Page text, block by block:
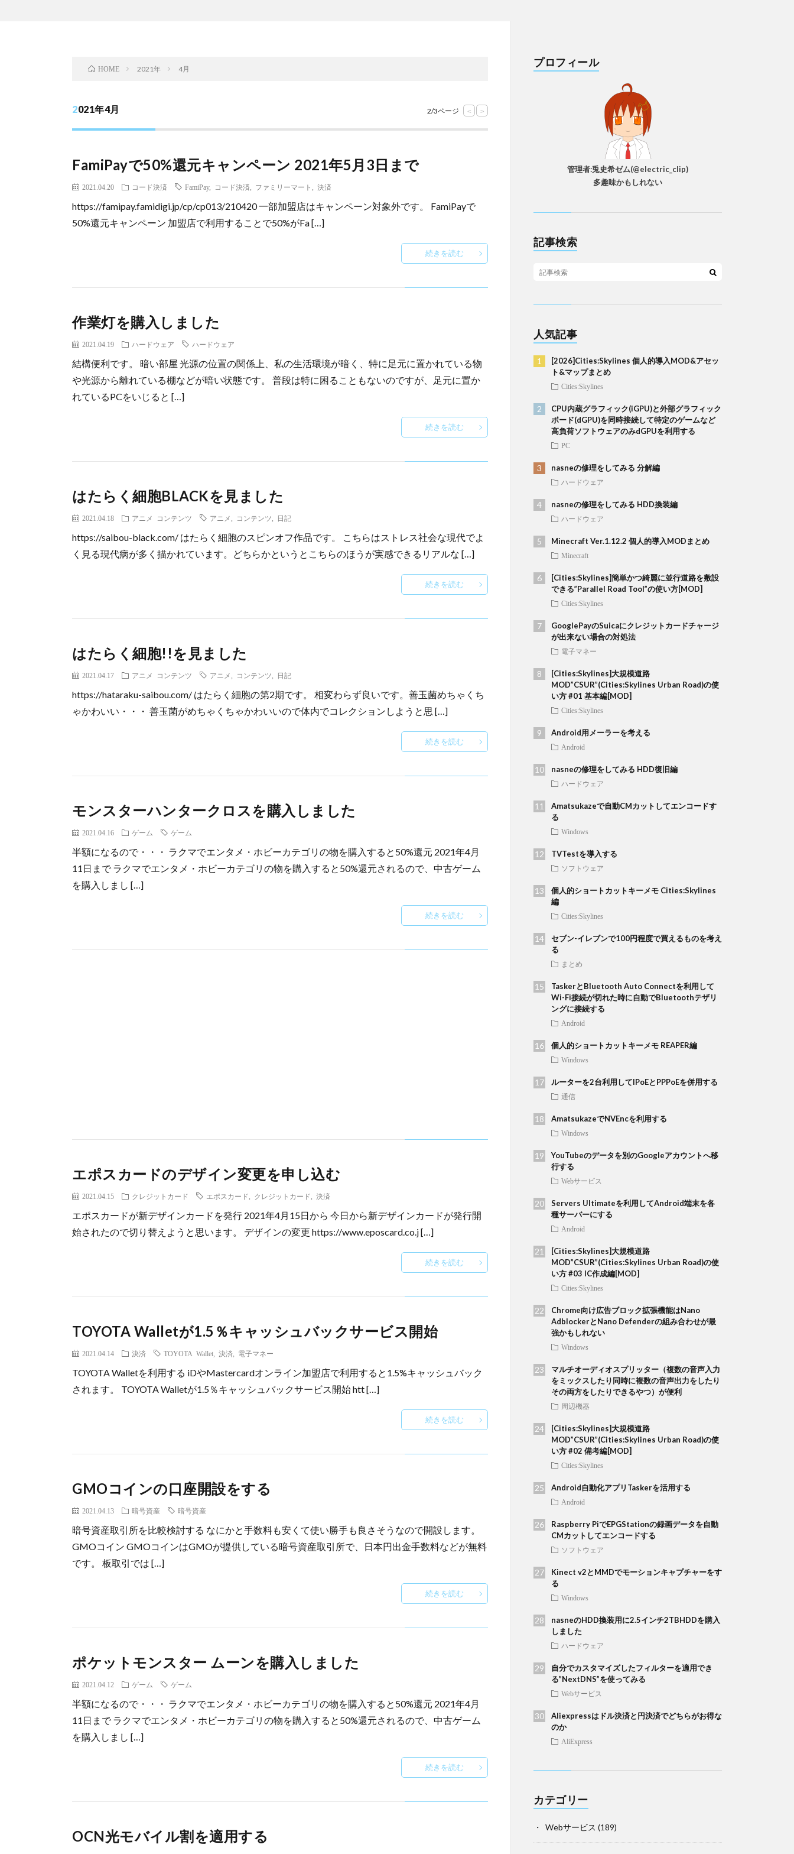
HOME 2021年 4月
2021年4月 2/3ページ < >
FamiPayで50%還元キャンペーン 2021年5月3日まで
2021.04.20 コード決済 FamiPay, コード決済 ファミリーマート 決済
https://famipay.famidigi.jp/cp/cp013/210420 一部加盟店はキャンペーン対象外です。 FamiPayで
50%還元キャンペーン 加盟店で利用することで50%がFa […]
続きを読む
作業灯を購入しました
2021.04.19 ハードウェア ハードウェア
結構便利です。 暗い部屋 光源の位置の関係上、私の生活環境が暗く、特に足元に置かれている物
や光源から離れている棚などが暗い状態です。 普段は特に困ることもないのですが、足元に置か
れているPCをいじると […]
続きを読む
はたらく細胞BLACKを見ました
2021.04.18 アニメ コンテンツ アニメ コンテンツ 日記
https://saibou-black.com/ はたらく細胞のスピンオフ作品です。 こちらはストレス社会な現代でよ
く見る現代病が多く描かれています。どちらかというとこちらのほうが実感できるリアルな […]
続きを読む
はたらく細胞!!を見ました
2021.04.17 アニメ コンテンツ アニメ コンテンツ 日記
https://hataraku-saibou.com/ はたらく細胞の第2期です。 相変わらず良いです。善玉菌めちゃくち
ゃかわいい・・・ 善玉菌がめちゃくちゃかわいいので体内でコレクションしようと思 […]
続きを読む
モンスターハンタークロスを購入しました
2021.04.16 ゲーム ゲーム
半額になるので・・・ ラクマでエンタメ・ホビーカテゴリの物を購入すると50%還元 2021年4月
11日まで ラクマでエンタメ・ホビーカテゴリの物を購入すると50%還元されるので、中古ゲーム
を購入しまし […]
続きを読む
エポスカードのデザイン変更を申し込む
2021.04.15 クレジットカード エポスカード クレジットカード 決済
エポスカードが新デザインカードを発行 2021年4月15日から 今日から新デザインカードが発行開
始されたので切り替えようと思います。 デザインの変更 https://www.eposcard.co.j […]
続きを読む
TOYOTA Walletが1.5％キャッシュバックサービス開始
2021.04.14 決済 TOYOTA Wallet 決済 電子マネー
TOYOTA Walletを利用する iDやMastercardオンライン加盟店で利用すると1.5%キャッシュバック
されます。 TOYOTA Walletが1.5％キャッシュバックサービス開始 htt […]
続きを読む
GMOコインの口座開設をする
2021.04.13 暗号資産 暗号資産
暗号資産取引所を比較検討する なにかと手数料も安くて使い勝手も良さそうなので開設します。
GMOコイン GMOコインはGMOが提供している暗号資産取引所で、日本円出金手数料などが無料
です。 板取引では […]
続きを読む
ポケットモンスター ムーンを購入しました
2021.04.12 ゲーム ゲーム
半額になるので・・・ ラクマでエンタメ・ホビーカテゴリの物を購入すると50%還元 2021年4月
11日まで ラクマでエンタメ・ホビーカテゴリの物を購入すると50%還元されるので、中古ゲーム
を購入しまし […]
続きを読む
OCN光モバイル割を適用する
プロフィール
管理者:兎史希ゼム(@electric_clip)
多趣味かもしれない
記事検索
人気記事
[2026]Cities:Skylines 個人的導入MOD&アセッ
ト&マップまとめ
Cities:Skylines
CPU内蔵グラフィック(iGPU)と外部グラフィック
ボード(dGPU)を同時接続して特定のゲームなど
高負荷ソフトウェアのみdGPUを利用する
PC
nasneの修理をしてみる 分解編
ハードウェア
nasneの修理をしてみる HDD換装編
ハードウェア
Minecraft Ver.1.12.2 個人的導入MODまとめ
Minecraft
[Cities:Skylines]簡単かつ綺麗に並行道路を敷設
できる”Parallel Road Tool”の使い方[MOD]
Cities:Skylines
GooglePayのSuicaにクレジットカードチャージ
が出来ない場合の対処法
電子マネー
[Cities:Skylines]大規模道路
MOD”CSUR”(Cities:Skylines Urban Road)の使
い方 #01 基本編[MOD]
Cities:Skylines
Android用メーラーを考える
Android
nasneの修理をしてみる HDD復旧編
ハードウェア
Amatsukazeで自動CMカットしてエンコードす
る
Windows
TVTestを導入する
ソフトウェア
個人的ショートカットキーメモ Cities:Skylines
編
Cities:Skylines
セブン-イレブンで100円程度で買えるものを考え
る
まとめ
TaskerとBluetooth Auto Connectを利用して
Wi-Fi接続が切れた時に自動でBluetoothテザリ
ングに接続する
Android
個人的ショートカットキーメモ REAPER編
Windows
ルーターを2台利用してIPoEとPPPoEを併用する
通信
AmatsukazeでNVEncを利用する
Windows
YouTubeのデータを別のGoogleアカウントへ移
行する
Webサービス
Servers Ultimateを利用してAndroid端末を各
種サーバーにする
Android
[Cities:Skylines]大規模道路
MOD”CSUR”(Cities:Skylines Urban Road)の使
い方 #03 IC作成編[MOD]
Cities:Skylines
Chrome向け広告ブロック拡張機能はNano
AdblockerとNano Defenderの組み合わせが最
強かもしれない
Windows
マルチオーディオスプリッター（複数の音声入力
をミックスしたり同時に複数の音声出力をしたり
その両方をしたりできるやつ）が便利
周辺機器
[Cities:Skylines]大規模道路
MOD”CSUR”(Cities:Skylines Urban Road)の使
い方 #02 備考編[MOD]
Cities:Skylines
Android自動化アプリTaskerを活用する
Android
Raspberry PiでEPGStationの録画データを自動
CMカットしてエンコードする
ソフトウェア
Kinect v2とMMDでモーションキャプチャーをす
る
Windows
nasneのHDD換装用に2.5インチ2TBHDDを購入
しました
ハードウェア
自分でカスタマイズしたフィルターを適用でき
る”NextDNS”を使ってみる
Webサービス
Aliexpressはドル決済と円決済でどちらがお得な
のか
AliExpress
カテゴリー
Webサービス (189)